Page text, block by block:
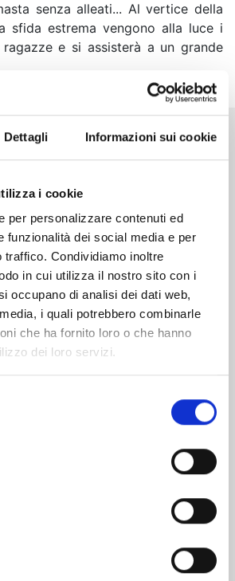
Dettagli Informazioni sui cookie
i cookie
per personalizzare contenuti ed
funzionalità dei social media e per
traffico. Condividiamo inoltre
in cui utilizza il nostro sito con i
occupano di analisi dei dati web,
i quali potrebbero combinarle
che ha fornito loro o che hanno
dei loro servizi.
senza alleati... Al vertice della
sfida estrema vengono alla luce i
e si assisterà a un grande
della serie